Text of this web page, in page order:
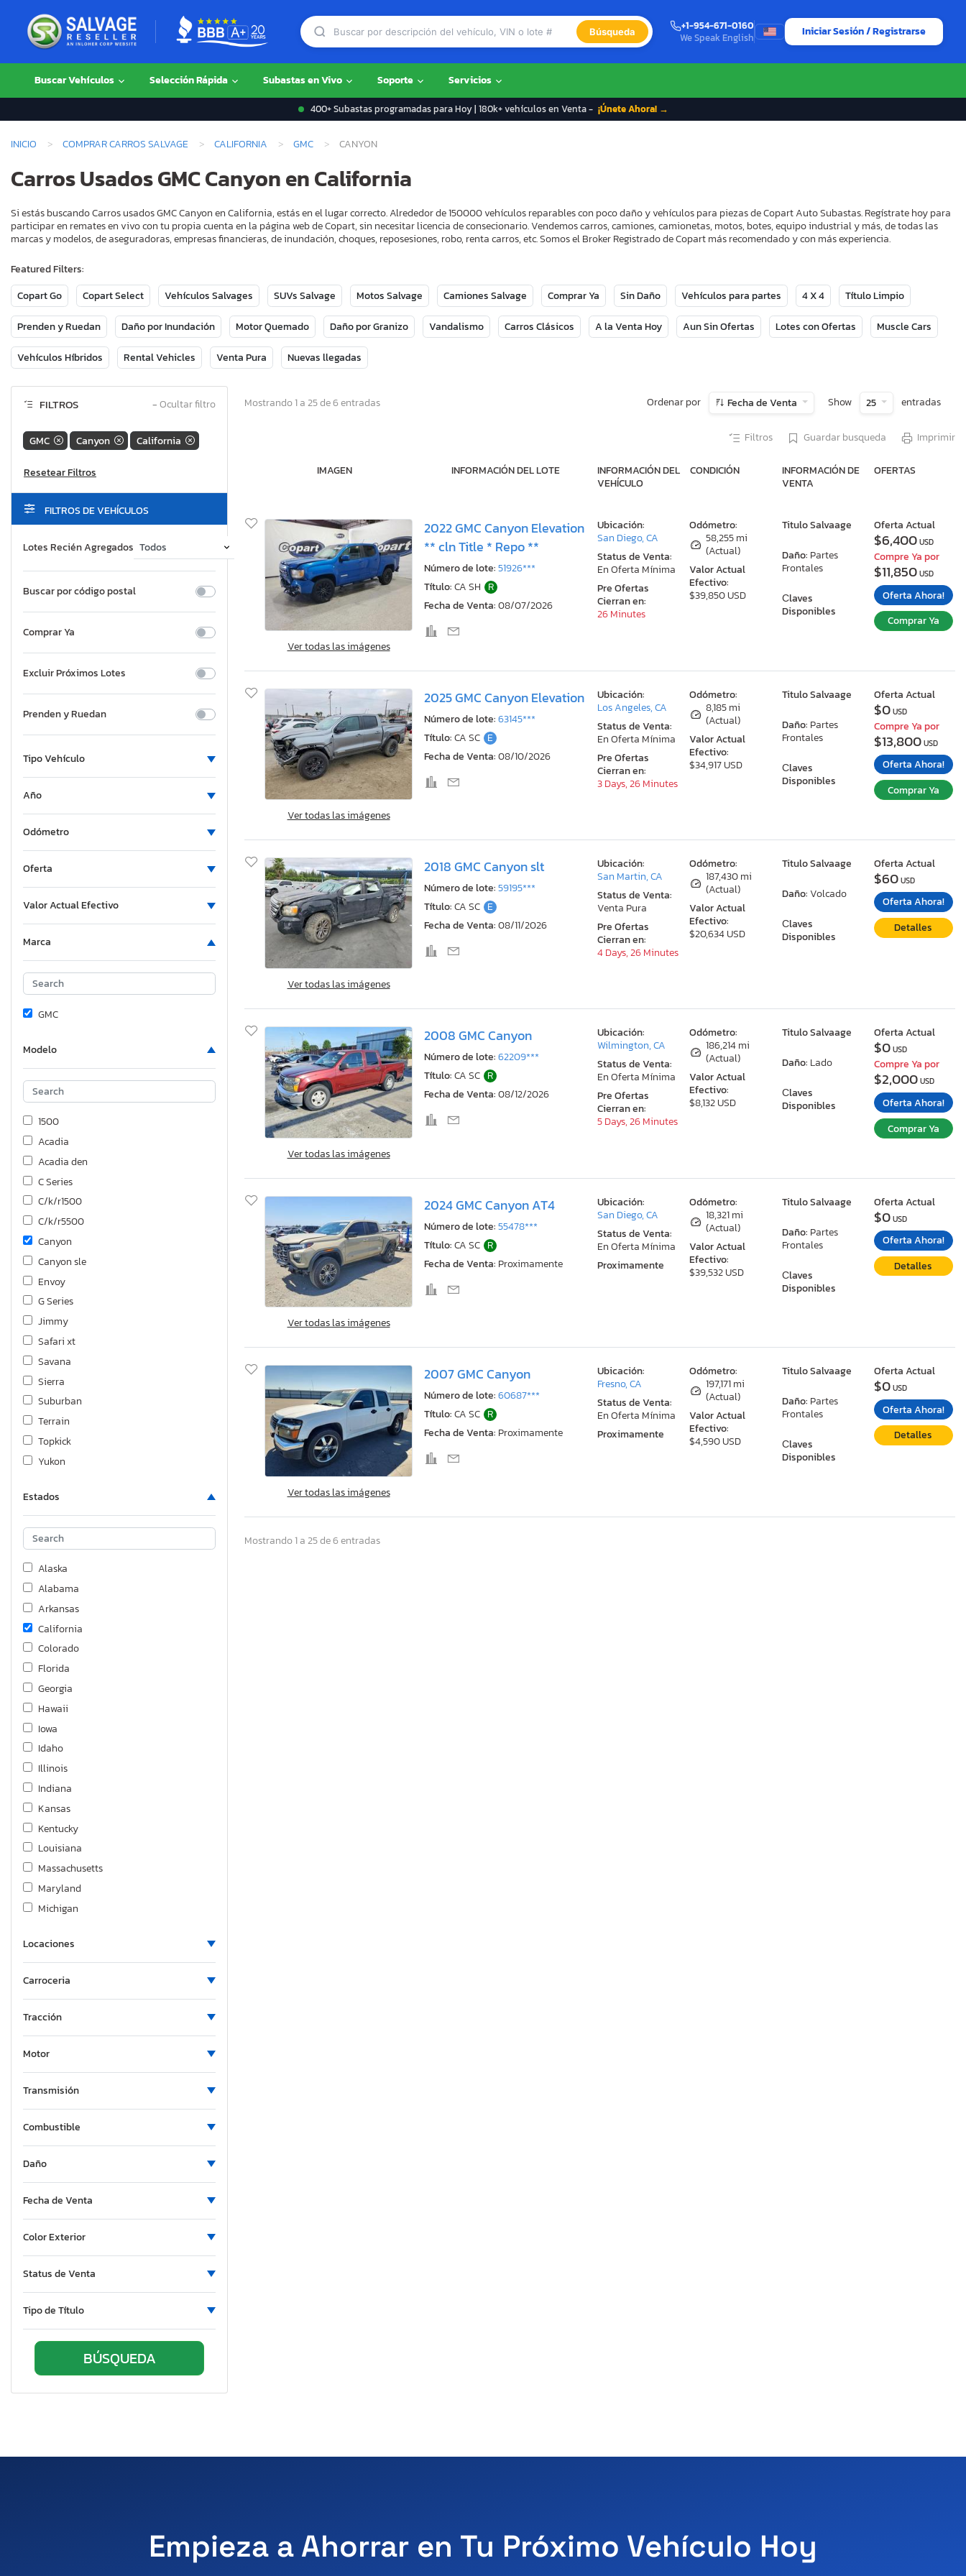
Búsqueda
+1-954-671-0160
We Speak English
Iniciar Sesión / Registrarse
Buscar Vehículos Selección Rápida Subastas en Vivo Soporte Servicios
400+ Subastas programadas para Hoy | 180k+ vehículos en Venta - ¡Únete Ahora! →
INICIO COMPRAR CARROS SALVAGE CALIFORNIA GMC CANYON
Carros Usados GMC Canyon en California
Si estás buscando Carros usados GMC Canyon en California, estás en el lugar correcto. Alrededor de 150000 vehículos reparables con poco daño y vehículos para piezas de Copart Auto Subastas. Regístrate hoy para
participar en remates en vivo con tu propia cuenta en la página web de Copart, sin necesitar licencia de consecionario. Vendemos carros, camiones, camionetas, motos, botes, equipo industrial y más, de todas las
marcas y modelos, de aseguradoras, empresas financieras, de inundación, choques, reposesiones, robo, renta carros, etc. Somos el Broker Registrado de Copart más recomendado y con más experiencia.
Featured Filters:
Copart Go
Copart Select Vehículos Salvages SUVs Salvage Motos Salvage Camiones Salvage Comprar Ya Sin Daño Vehículos para partes 4 X 4 Título Limpio
Prenden y Ruedan Daño por Inundación Motor Quemado Daño por Granizo Vandalismo Carros Clásicos A la Venta Hoy Aun Sin Ofertas Lotes con Ofertas Muscle Cars
Vehículos Híbridos Rental Vehicles Venta Pura Nuevas llegadas
FILTROS −Ocultar filtro
GMC Canyon California
FILTROS DE VEHÍCULOS
Lotes Recién Agregados
Buscar por código postal
Comprar Ya
Excluir Próximos Lotes
Prenden y Ruedan
Tipo Vehículo
Año
Odómetro
Oferta
Valor Actual Efectivo
Marca
GMC
Modelo
1500
Acadia
Acadia den
C Series
C/k/r1500
C/k/r5500
Canyon
Canyon sle
Envoy
G Series
Jimmy
Safari xt
Savana
Sierra
Suburban
Terrain
Topkick
Yukon
Estados
Alaska
Alabama
Arkansas
California
Colorado
Florida
Georgia
Hawaii
Iowa
Idaho
Illinois
Indiana
Kansas
Kentucky
Louisiana
Massachusetts
Maryland
Michigan
Missouri
Nebraska
Nevada
Oklahoma
Oregon
Pennsylvania
Quebec
South Carolina
Tennessee
Texas
Vermont
Locaciones
Carroceria
Tracción
Motor
Transmisión
Combustible
Daño
Fecha de Venta
Color Exterior
Status de Venta
Tipo de Título
Mostrando 1 a 25 de 6 entradas Ordenar por Fecha de Venta Show 25 entradas
Filtros Guardar busqueda Imprimir
IMAGEN INFORMACIÓN DEL LOTE
INFORMACIÓN DEL
VEHÍCULO
CONDICIÓN
INFORMACIÓN DE
VENTA
OFERTAS
Ver todas las imágenes
2022 GMC Canyon Elevation
** cln Title * Repo **
Número de lote:51926***
Título:CA SH R
Fecha de Venta:08/07/2026
Odómetro:
58,255 mi
(Actual)
Valor Actual
Efectivo:
$39,850 USD
Titulo Salvaage
Daño: Partes
Frontales
Сlaves
Disponibles
Ubicación:
San Diego, CA
Status de Venta:
En Oferta Mínima
Pre Ofertas
Cierran en:
26 Minutes
Oferta Actual
$6,400USD
Compre Ya por
$11,850USD
Oferta Ahora!
Comprar Ya
Ver todas las imágenes
2025 GMC Canyon Elevation
Número de lote:63145***
Título:CA SC E
Fecha de Venta:08/10/2026
Odómetro:
8,185 mi
(Actual)
Valor Actual
Efectivo:
$34,917 USD
Titulo Salvaage
Daño: Partes
Frontales
Сlaves
Disponibles
Ubicación:
Los Angeles, CA
Status de Venta:
En Oferta Mínima
Pre Ofertas
Cierran en:
3 Days, 26 Minutes
Oferta Actual
$0USD
Compre Ya por
$13,800USD
Oferta Ahora!
Comprar Ya
Ver todas las imágenes
2018 GMC Canyon slt
Número de lote:59195***
Título:CA SC E
Fecha de Venta:08/11/2026
Odómetro:
187,430 mi
(Actual)
Valor Actual
Efectivo:
$20,634 USD
Titulo Salvaage
Daño:Volcado
Сlaves
Disponibles
Ubicación:
San Martin, CA
Status de Venta:
Venta Pura
Pre Ofertas
Cierran en:
4 Days, 26 Minutes
Oferta Actual
$60USD
Oferta Ahora!
Detalles
Ver todas las imágenes
2008 GMC Canyon
Número de lote:62209***
Título:CA SC R
Fecha de Venta:08/12/2026
Odómetro:
186,214 mi
(Actual)
Valor Actual
Efectivo:
$8,132 USD
Titulo Salvaage
Daño: Lado
Сlaves
Disponibles
Ubicación:
Wilmington, CA
Status de Venta:
En Oferta Mínima
Pre Ofertas
Cierran en:
5 Days, 26 Minutes
Oferta Actual
$0USD
Compre Ya por
$2,000USD
Oferta Ahora!
Comprar Ya
Ver todas las imágenes
2024 GMC Canyon AT4
Número de lote:55478***
Título:CA SC R
Fecha de Venta: Proximamente
Odómetro:
18,321 mi
(Actual)
Valor Actual
Efectivo:
$39,532 USD
Titulo Salvaage
Daño: Partes
Frontales
Сlaves
Disponibles
Ubicación:
San Diego, CA
Status de Venta:
En Oferta Mínima
Proximamente
Oferta Actual
$0USD
Oferta Ahora!
Detalles
Ver todas las imágenes
2007 GMC Canyon
Número de lote:60687***
Título:CA SC R
Fecha de Venta: Proximamente
Odómetro:
197,171 mi
(Actual)
Valor Actual
Efectivo:
$4,590 USD
Titulo Salvaage
Daño: Partes
Frontales
Сlaves
Disponibles
Ubicación:
Fresno, CA
Status de Venta:
En Oferta Mínima
Proximamente
Oferta Actual
$0USD
Oferta Ahora!
Detalles
Mostrando 1 a 25 de 6 entradas
Empieza a Ahorrar en Tu Próximo Vehículo Hoy